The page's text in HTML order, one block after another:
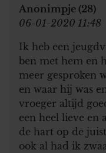
Anonimpje (28)
06-01-2020 11:48
Ik heb een
ben met hem en
meer gesproken
en waar hij was
vroeger altijd
een heel lieve en
de hart op de
ook al had ik